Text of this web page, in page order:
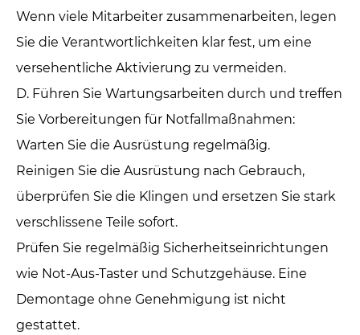
Wenn viele Mitarbeiter zusammenarbeiten, legen
Sie die Verantwortlichkeiten klar fest, um eine
versehentliche Aktivierung zu vermeiden.
D. Führen Sie Wartungsarbeiten durch und treffen
Sie Vorbereitungen für Notfallmaßnahmen:
Warten Sie die Ausrüstung regelmäßig.
Reinigen Sie die Ausrüstung nach Gebrauch,
überprüfen Sie die Klingen und ersetzen Sie stark
verschlissene Teile sofort.
Prüfen Sie regelmäßig Sicherheitseinrichtungen
wie Not-Aus-Taster und Schutzgehäuse. Eine
Demontage ohne Genehmigung ist nicht
gestattet.